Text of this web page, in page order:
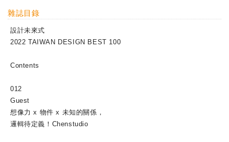
雜誌目錄
設計未來式
2022 TAIWAN DESIGN BEST 100
Contents
012
Guest
想像力 x 物件 x 未知的關係，
邏輯待定義！Chenstudio